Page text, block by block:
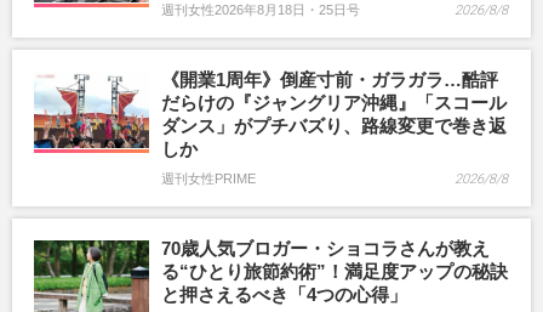
週刊女性2026年8月18日・25日号 2026/8/8
《開業1周年》倒産寸前・ガラガラ…酷評
だらけの『ジャングリア沖縄』「スコール
ダンス」がプチバズり、路線変更で巻き返
しか
週刊女性PRIME 2026/8/8
70歳人気ブロガー・ショコラさんが教え
る“ひとり旅節約術”！満足度アップの秘訣
と押さえるべき「4つの心得」